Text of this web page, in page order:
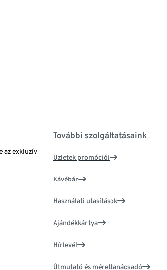
az exkluzív
További szolgáltatásaink
Üzletek promóciói
Kávébár
Használati utasítások
Ajándékkártya
Hírlevél
Útmutató és mérettanácsadó